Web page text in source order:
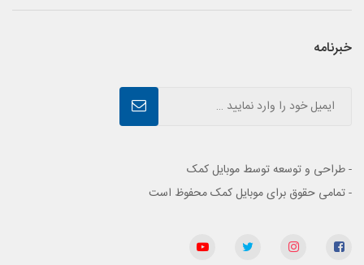
خبرنامه
- طراحی و توسعه توسط موبایل کمک
- تمامی حقوق برای موبایل کمک محفوظ است